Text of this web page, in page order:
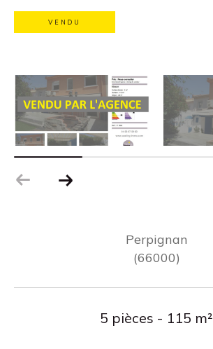
VENDU
Perpignan
(66000)
5 pièces - 115 m²